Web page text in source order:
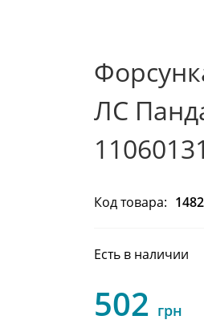
ЛС
Код товара:
Есть в наличии
502 грн